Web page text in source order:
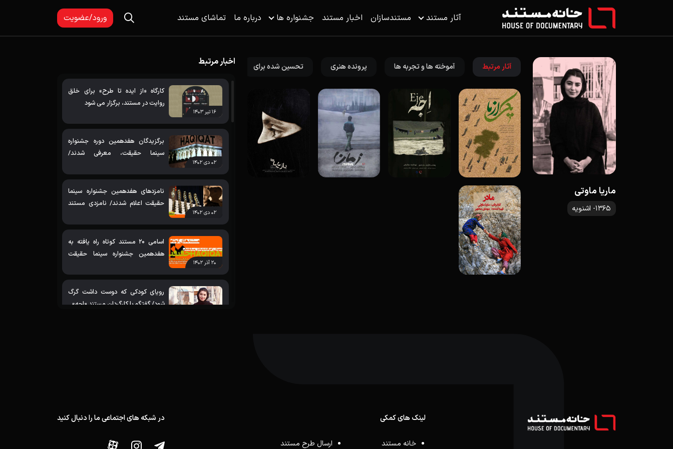
آثار مستند مستندسازان اخبار مستند جشنواره ها درباره ما تماشای مستند ورود/عضویت
ماریا ماوتی
1365- اشنویه
آثار مرتبط آموخته ها و تجربه ها پرونده هنری تحسین شده برای گالری تصاویر
اخبار مرتبط
۱۶ تیر ۱۴۰۳
کارگاه «از ایده تا طرح» برای خلق
روایت در مستند، برگزار می شود
۰۲ دی ۱۴۰۲
برگزیدگان هفدهمین دوره جشنواره
سینما حقیقت، معرفی شدند/
۰۲ دی ۱۴۰۲
نامزدهای هفدهمین جشنواره سینما
حقیقت اعلام شدند/ نامزدی مستند
۲۰ آذر ۱۴۰۲
اسامی 20 مستند کوتاه راه یافته به
هفدهمین جشنواره سینما حقیقت
رویای کودکی که دوست داشت گرگ
شود/ گفتگو با کارگردان مستند «اجه»
«سینماحقیقت»
نمایش 34 مستند برگزیده ی جشن
لینک های کمکی
خانه مستند ارسال طرح مستند
در شبکه های اجتماعی ما را دنبال کنید